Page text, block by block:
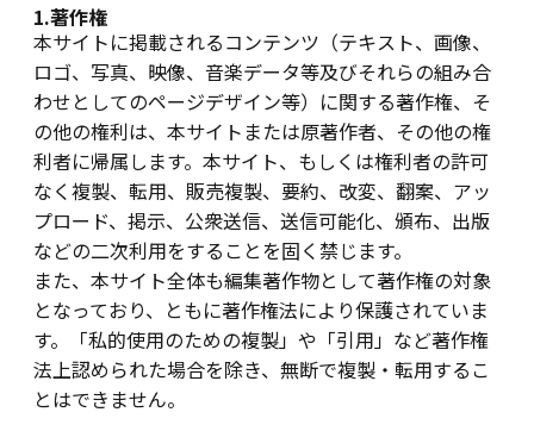
1.著作権
本サイトに掲載されるコンテンツ（テキスト、画像、
ロゴ、写真、映像、音楽データ等及びそれらの組み合
わせとしてのページデザイン等）に関する著作権、そ
の他の権利は、本サイトまたは原著作者、その他の権
利者に帰属します。本サイト、もしくは権利者の許可
なく複製、転用、販売複製、要約、改変、翻案、アッ
プロード、掲示、公衆送信、送信可能化、頒布、出版
などの二次利用をすることを固く禁じます。
また、本サイト全体も編集著作物として著作権の対象
となっており、ともに著作権法により保護されていま
す。「私的使用のための複製」や「引用」など著作権
法上認められた場合を除き、無断で複製・転用するこ
とはできません。